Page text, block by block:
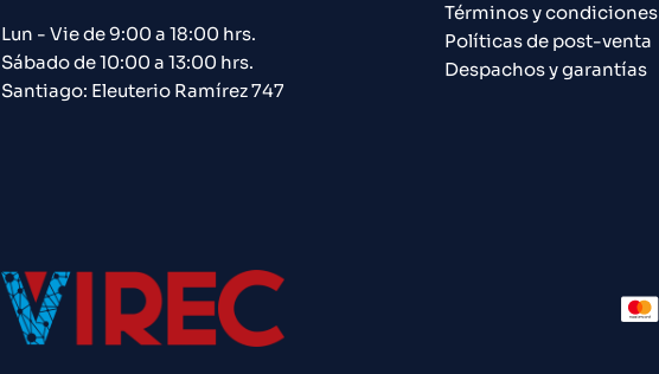
Lun - Vie de 9:00 a 18:00 hrs.
Sábado de 10:00 a 13:00 hrs.
Santiago: Eleuterio Ramírez 747​
Términos y condiciones
Políticas de post-venta
Despachos y garantías